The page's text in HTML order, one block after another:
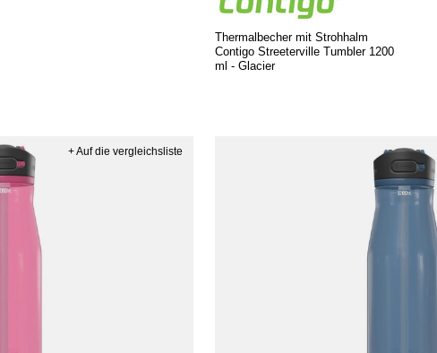
Thermalbecher mit Strohhalm
Contigo Streeterville Tumbler 1200
ml - Glacier
+ Auf die vergleichsliste